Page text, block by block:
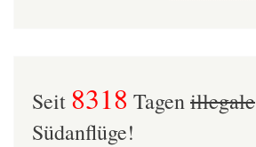
Seit 8318 Tagenillegale
Südanflüge!